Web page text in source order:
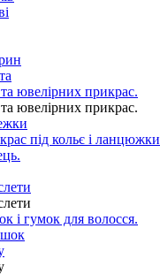
та ювелірниx прикрас.
та ювелірниx прикрас.
під кольє і ланцюжки
і гумок для волосся.